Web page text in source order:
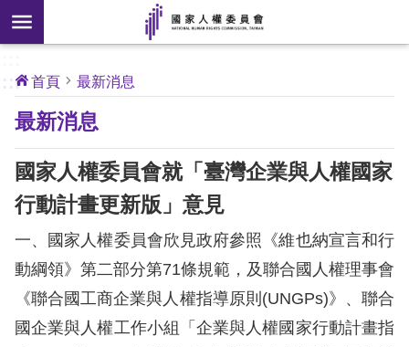
前往主要內容區塊
搜
尋
開
新
]
核
心
人
權
公
約
關
於
本
會
:::
首頁 最新消息
最新消息
國家人權委員會就「臺灣企業與人權國家
行動計畫更新版」意見
一、國家人權委員會欣見政府參照《維也納宣言和行
動綱領》第二部分第71條規範，及聯合國人權理事會
《聯合國工商企業與人權指導原則(UNGPs)》、聯合
國企業與人權工作小組「企業與人權國家行動計畫指